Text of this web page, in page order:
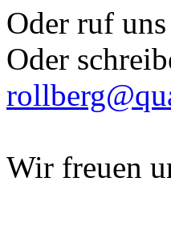
Oder ruf
Oder
Wir freuen